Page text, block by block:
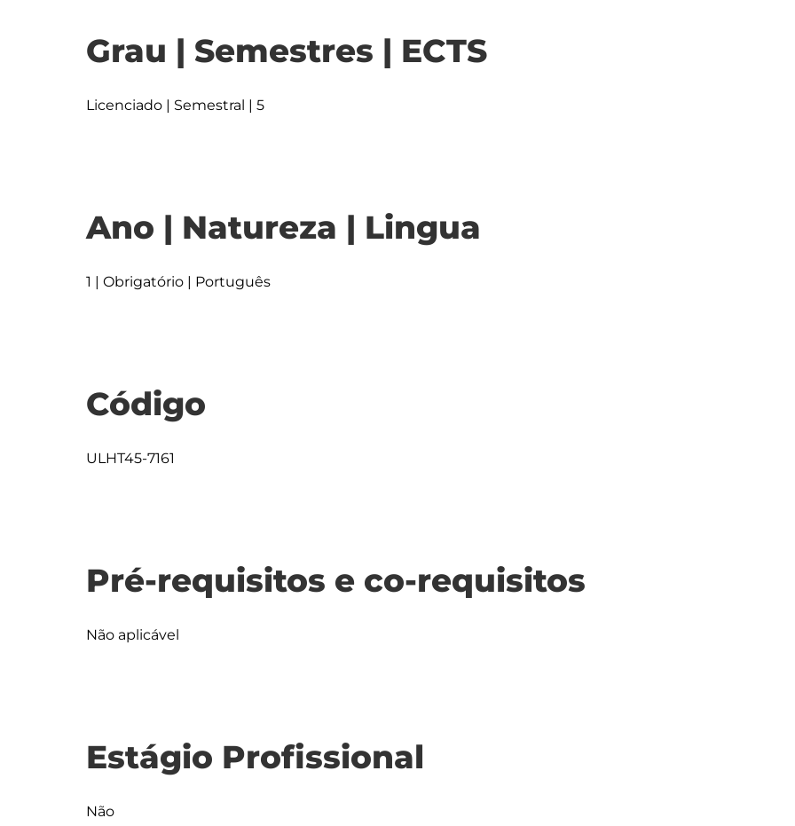
Grau | Semestres | ECTS
Licenciado | Semestral | 5
Ano | Natureza | Lingua
1 | Obrigatório | Português
Código
ULHT45-7161
Pré-requisitos e co-requisitos
Não aplicável
Estágio Profissional
Não